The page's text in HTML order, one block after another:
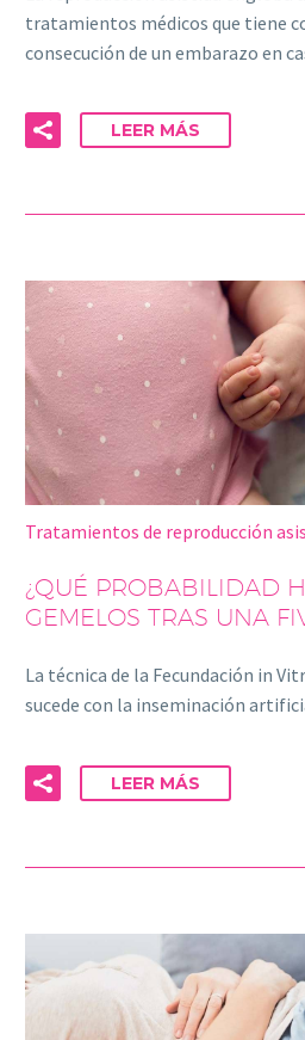
tratamientos médicos que tiene
consecución de un embarazo en
LEER MÁS
Tratamientos de reproducción
¿QUÉ PROBABILIDAD
GEMELOS TRAS UNA
La técnica de la Fecundación in
sucede con la inseminación
LEER MÁS